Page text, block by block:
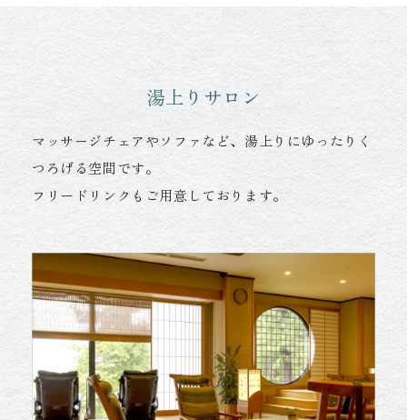
湯上りサロン
マッサージチェアやソファなど、湯上りにゆったりく
つろげる空間です。
フリードリンクもご用意しております。